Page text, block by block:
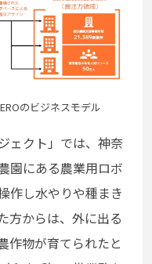
のビジネスモデル
ェクト」では、神奈
園にある農業用ロボ
作し水やりや種まき
方からは、外に出る
作物が育てられたと